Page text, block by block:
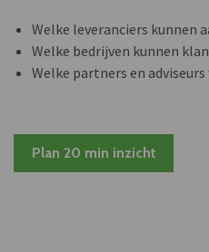
Welke leveranciers kunnen
Welke bedrijven kunnen
Welke partners en
Plan 20 min inzicht